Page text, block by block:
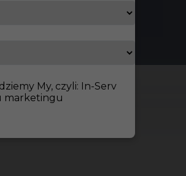
My, czyli: In-Serv
marketingu